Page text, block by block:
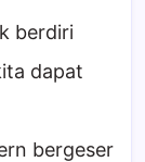
berdiri
dapat
bergeser